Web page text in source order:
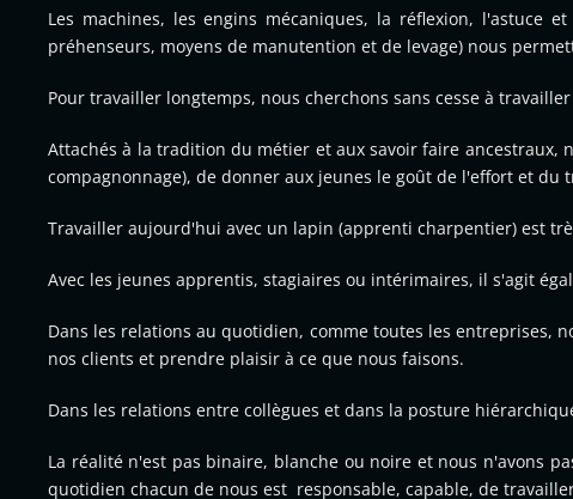
Les machines, les engins mécaniques, la réflexion, l'astuce
préhenseurs, moyens de manutention et de levage) nous
Pour travailler longtemps, nous cherchons sans cesse à
Attachés à la tradition du métier et aux savoir faire ancestraux,
compagnonnage), de donner aux jeunes le goût de l'effort et du
Travailler aujourd'hui avec un lapin (apprenti charpentier) est
Avec les jeunes apprentis, stagiaires ou intérimaires, il s'agit
Dans les relations au quotidien, comme toutes les entreprises,
nos clients et prendre plaisir à ce que nous faisons.
Dans les relations entre collègues et dans la posture
La réalité n'est pas binaire, blanche ou noire et nous n'avons
quotidien chacun de nous est responsable, capable, de